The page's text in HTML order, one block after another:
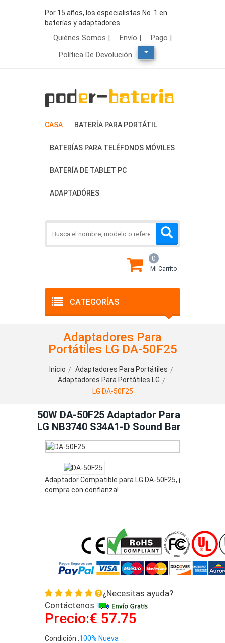
Por 15 años, los especialistas No. 1 en
baterías y adaptadores
Quiénes Somos | Envío |
Pago |
Política De Devolución
CASA BATERÍA PARA PORTÁTIL
BATERÍAS PARA TELÉFONOS MÓVILES
BATERÍA DE TABLET PC
ADAPTADÓRES
CATEGORÍAS
0
Mi Carrito
Adaptadores Para
Portátiles LG DA-50F25
Inicio
Adaptadores Para Portátiles
Adaptadores Para Portátiles LG
LG DA-50F25
50W DA-50F25 Adaptador Para
LG NB3740 S34A1-D Sound Bar
Adaptador Compatible para LG DA-50F25, ¡
compra con confianza!
¿Necesitas ayuda?
Contáctenos
Precio:€ 57.75
Condición :100% Nueva